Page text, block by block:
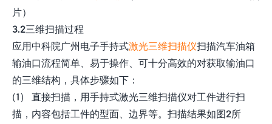
片）
3.2三维扫描过程
应用中科院广州电子手持式激光三维扫描仪扫描汽车油箱
输油口流程简单、易于操作、可十分高效的对获取输油口
的三维结构，具体步骤如下：
(1)
直接扫描，用手持式激光三维扫描仪对工件进行扫
描，内容包括工件的型面、边界等。扫描结果如图2所